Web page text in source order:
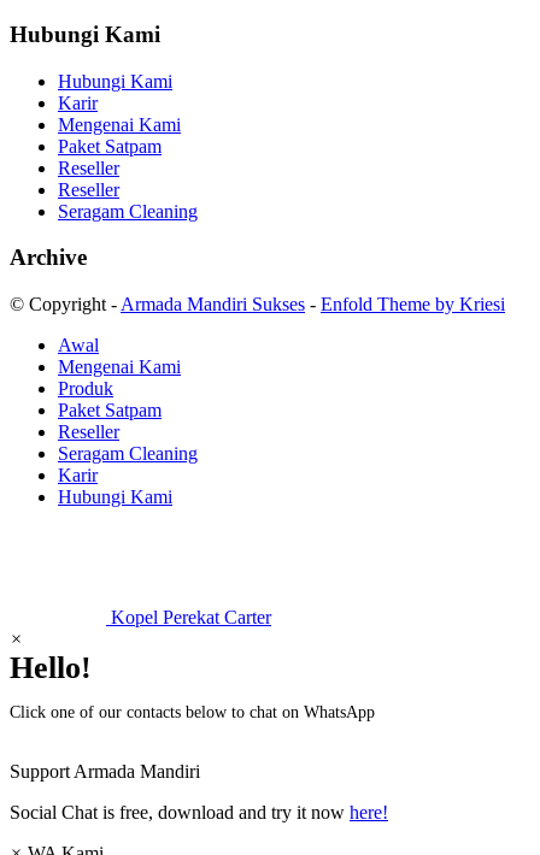
Hubungi Kami
Hubungi Kami
Karir
Mengenai Kami
Paket Satpam
Reseller
Reseller
Seragam Cleaning
Archive
© Copyright - Armada Mandiri Sukses - Enfold Theme by Kriesi
Awal
Mengenai Kami
Produk
Paket Satpam
Reseller
Seragam Cleaning
Karir
Hubungi Kami
Kopel Perekat Carter
×
Hello!
Click one of our contacts below to chat on WhatsApp
Support Armada Mandiri
Social Chat is free, download and try it now here!